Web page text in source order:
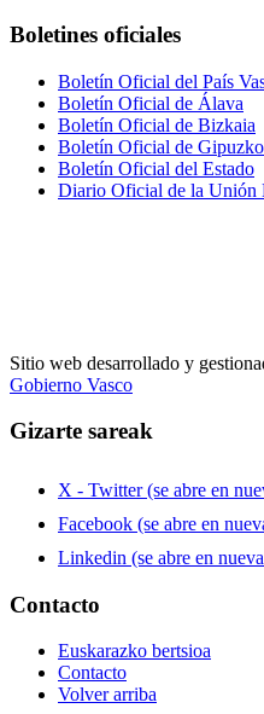
Boletines oficiales
Boletín Oficial del País
Boletín Oficial de Álava
Boletín Oficial de Bizkaia
Boletín Oficial de
Boletín Oficial del Estado
Diario Oficial de la Unión
Sitio web desarrollado y
Gobierno Vasco
Gizarte sareak
X - Twitter (se abre en
Facebook (se abre en
Linkedin (se abre en
Contacto
Euskarazko bertsioa
Contacto
Volver arriba